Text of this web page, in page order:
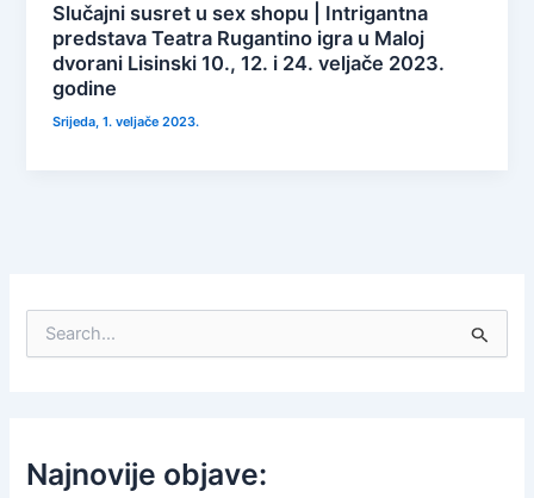
Slučajni susret u sex shopu | Intrigantna
predstava Teatra Rugantino igra u Maloj
dvorani Lisinski 10., 12. i 24. veljače 2023.
godine
Srijeda, 1. veljače 2023.
f
oNajnovije objave: